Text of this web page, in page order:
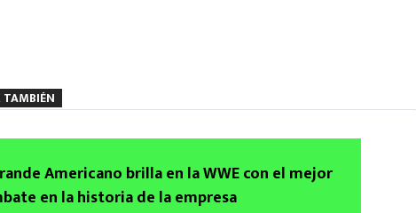
TAMBIÉN
Americano brilla en la WWE con el mejor
en la historia de la empresa